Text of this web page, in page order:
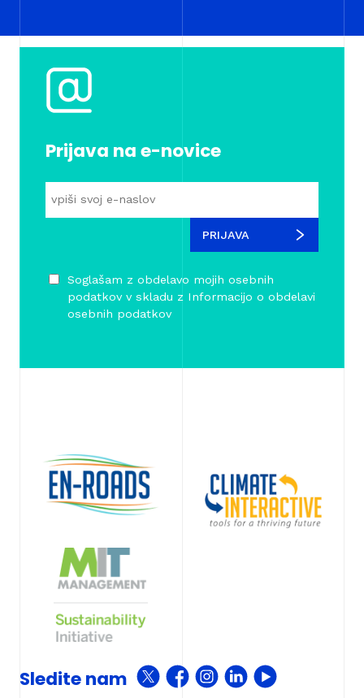
Prijava na e-novice
PRIJAVA
Soglašam z obdelavo mojih osebnih
podatkov v skladu z Informacijo o obdelavi
osebnih podatkov
Sledite nam